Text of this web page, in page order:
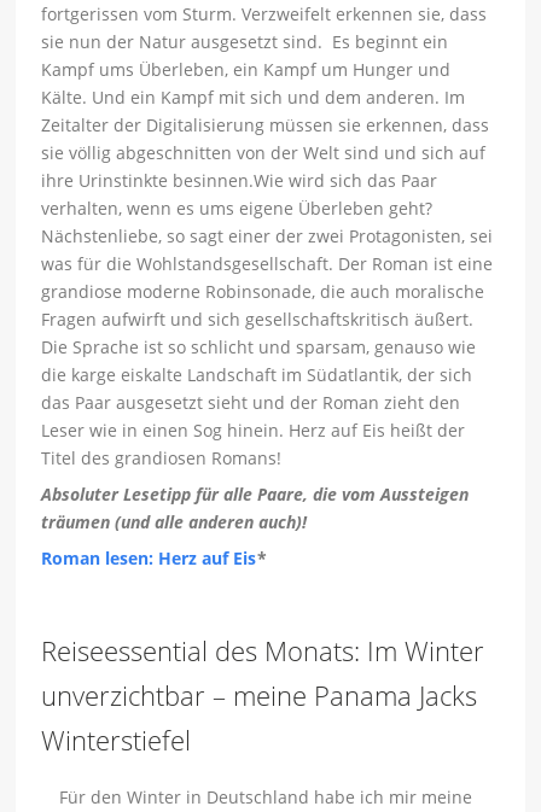
fortgerissen vom Sturm. Verzweifelt erkennen sie, dass
sie nun der Natur ausgesetzt sind. Es beginnt ein
Kampf ums Überleben, ein Kampf um Hunger und
Kälte. Und ein Kampf mit sich und dem anderen. Im
Zeitalter der Digitalisierung müssen sie erkennen, dass
sie völlig abgeschnitten von der Welt sind und sich auf
ihre Urinstinkte besinnen.Wie wird sich das Paar
verhalten, wenn es ums eigene Überleben geht?
Nächstenliebe, so sagt einer der zwei Protagonisten, sei
was für die Wohlstandsgesellschaft. Der Roman ist eine
grandiose moderne Robinsonade, die auch moralische
Fragen aufwirft und sich gesellschaftskritisch äußert.
Die Sprache ist so schlicht und sparsam, genauso wie
die karge eiskalte Landschaft im Südatlantik, der sich
das Paar ausgesetzt sieht und der Roman zieht den
Leser wie in einen Sog hinein. Herz auf Eis heißt der
Titel des grandiosen Romans!
Absoluter Lesetipp für alle Paare, die vom Aussteigen
träumen (und alle anderen auch)!
Roman lesen: Herz auf Eis*
Reiseessential des Monats: Im Winter
unverzichtbar – meine Panama Jacks
Winterstiefel
Für den Winter in Deutschland habe ich mir meine